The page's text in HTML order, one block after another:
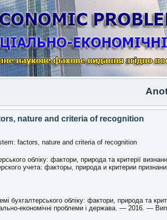
nature and criteria of recognition
factors, nature and criteria of recognition
обліку: фактори, природа та критерії
учета: факторы, природа и критерии
бухгалтерського обліку: фактори, природа та
економічні проблеми і держава. — 2016. —